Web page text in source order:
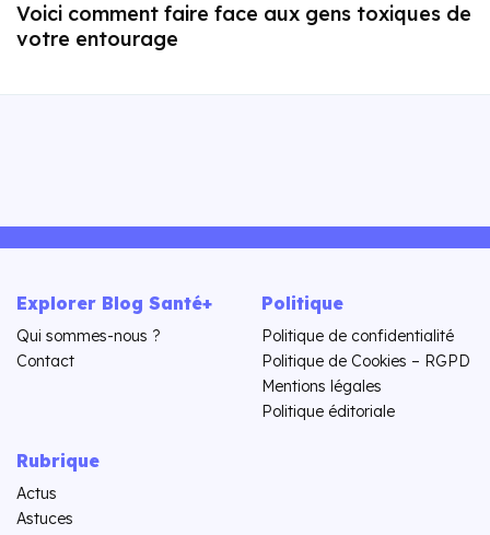
Voici comment faire face aux gens toxiques de
votre entourage
Explorer Blog Santé+
Qui sommes-nous ?
Contact
Politique
Politique de confidentialité
Politique de Cookies – RGPD
Mentions légales
Politique éditoriale
Rubrique
Actus
Astuces